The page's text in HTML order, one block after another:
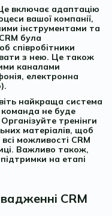
включає адаптацію
вашої компанії,
інструментами та
була
співробітники
з нею. Це також
каналами
електронна
найкраща система
команда не буде
тренінги
матеріалів, щоб
можливості CRM
Важливо також,
на етапі
CRM